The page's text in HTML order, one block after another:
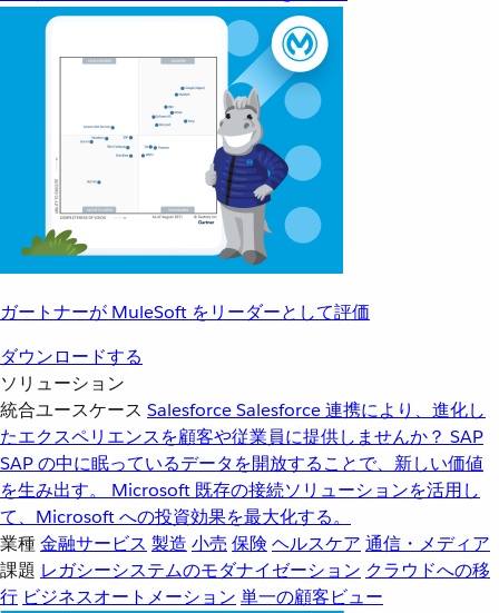
ガートナーが MuleSoft をリーダーとして評価
ダウンロードする
ソリューション
統合ユースケース SalesforceSalesforce 連携により、進化し
たエクスペリエンスを顧客や従業員に提供しませんか？ SAP
SAP の中に眠っているデータを開放することで、新しい価値
を生み出す。
Microsoft 既存の接続ソリューションを活用し
て、Microsoft への投資効果を最大化する。
業種金融サービス 製造 小売 保険 ヘルスケア 通信・メディア
課題 レガシーシステムのモダナイゼーション クラウドへの移
行 ビジネスオートメーション 単一の顧客ビュー